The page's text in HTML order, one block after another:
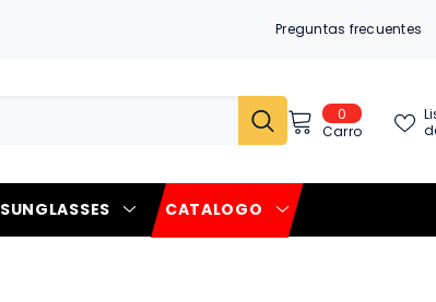
Preguntas frecuentes
00
item
Carro
SUNGLASSES CATALOGO